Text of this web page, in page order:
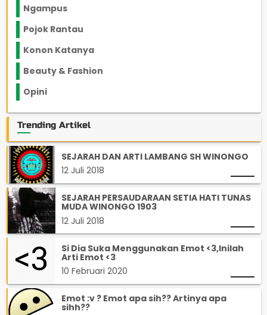
Ngampus
Pojok Rantau
Konon Katanya
Beauty & Fashion
Opini
Trending Artikel
SEJARAH DAN ARTI LAMBANG SH WINONGO
12 Juli 2018
SEJARAH PERSAUDARAAN SETIA HATI TUNAS
MUDA WINONGO 1903
12 Juli 2018
Si Dia Suka Menggunakan Emot <3,Inilah
Arti Emot <3
10 Februari 2020
Emot :v ? Emot apa sih?? Artinya apa
sihh??